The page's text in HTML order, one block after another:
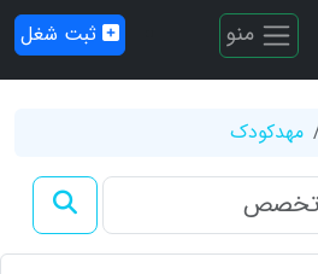
منو ثبت شغل
مهدکودک